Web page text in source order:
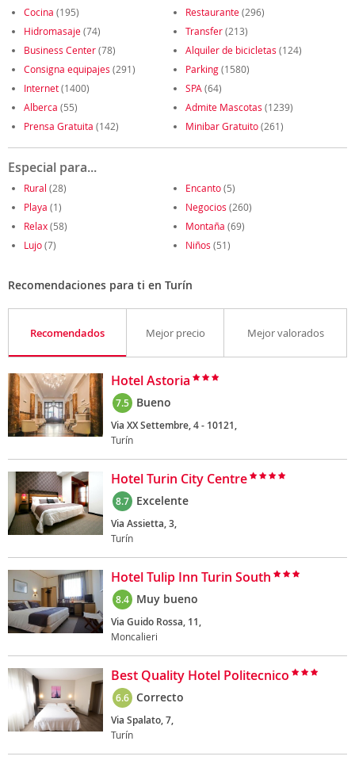
Cocina (195) Restaurante(296)
Hidromasaje(74) Transfer(213)
Business Center(78) Alquiler de bicicletas (124)
Consigna equipajes (291) Parking(1580)
Internet(1400) SPA (64)
Alberca (55) Admite Mascotas (1239)
Prensa Gratuita (142) Minibar Gratuito(261)
Especial para...
Rural (28) Encanto(5)
Playa (1) Negocios (260)
Relax(58) Montaña (69)
Lujo(7) Niños (51)
Recomendaciones para ti en Turín
Recomendados Mejor precio Mejor valorados
Hotel Astoria
7.5 Bueno
Via XX Settembre, 4 - 10121,
Turín
Hotel Turin City Centre
8.7 Excelente
Via Assietta, 3,
Turín
Hotel Tulip Inn Turin South
8.4 Muy bueno
Via Guido Rossa, 11,
Moncalieri
Best Quality Hotel Politecnico
6.6 Correcto
Via Spalato, 7,
Turín